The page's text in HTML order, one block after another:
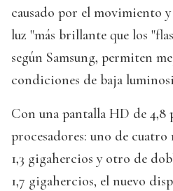
causado por el movimiento
luz "más brillante que los
según Samsung, permiten
condiciones de baja
Con una pantalla HD de 4,8
procesadores: uno de
1,3 gigahercios y otro de
1,7 gigahercios, el nuevo